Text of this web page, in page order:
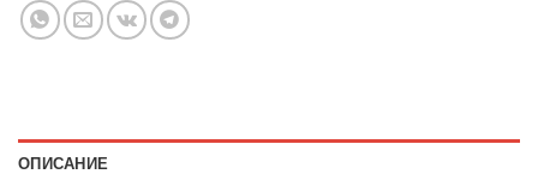
ОПИСАНИЕ